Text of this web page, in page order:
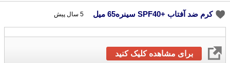
کرم ضد آفتاب +SPF40 سینره65 میل 5 سال پیش
برای مشاهده کلیک کنید